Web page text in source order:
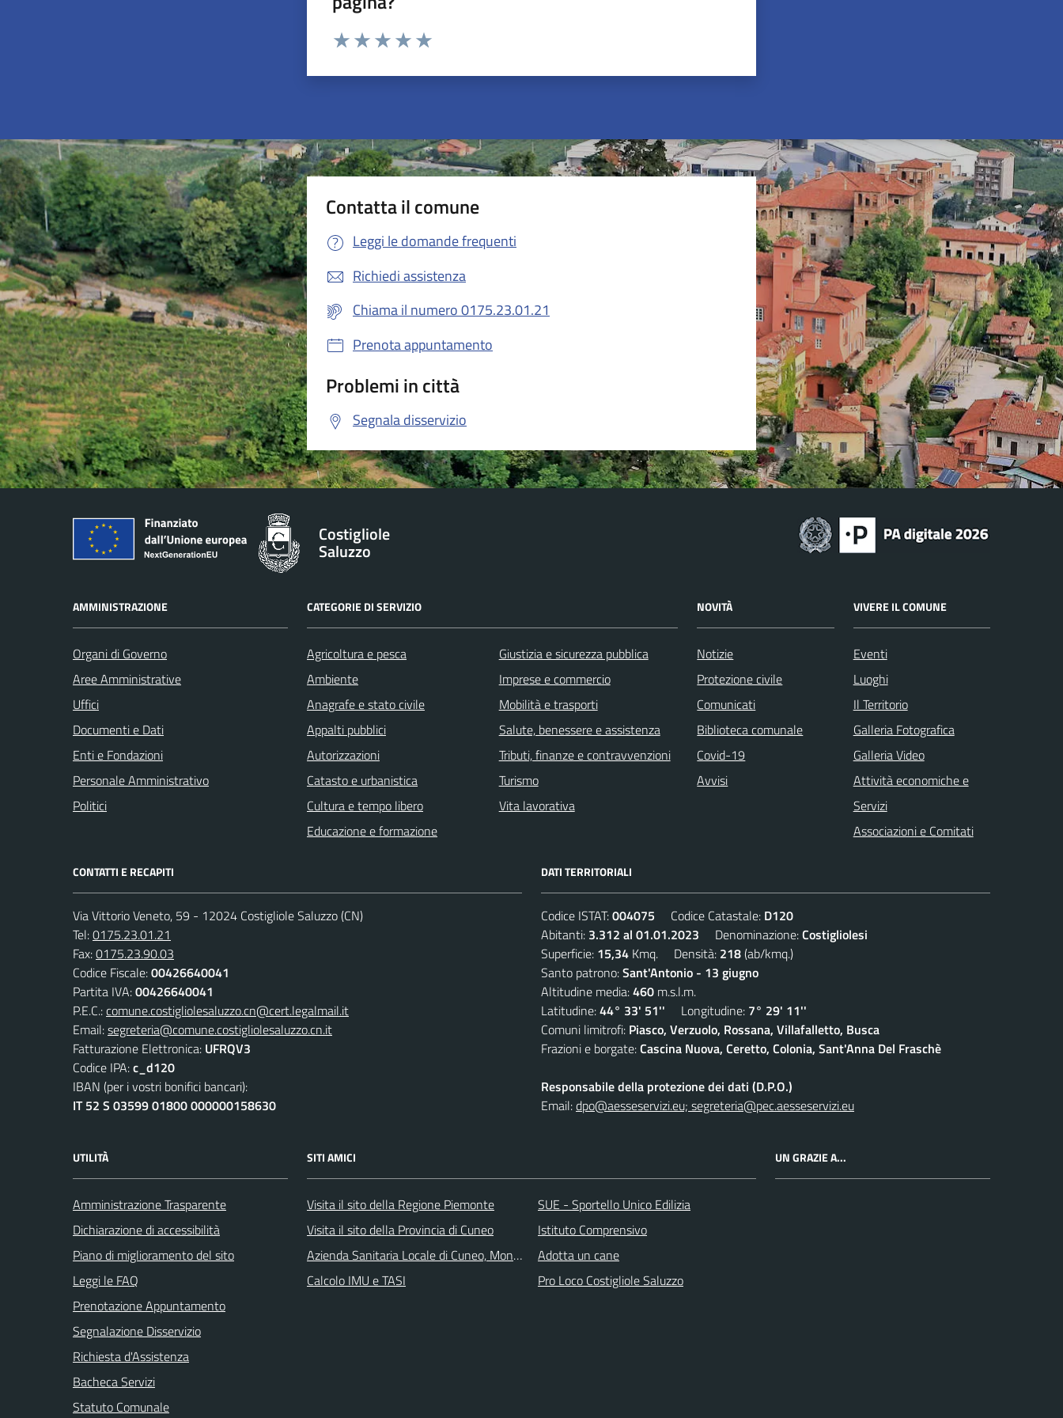
Valuta da 1 a 5 stelle la pagina
Contatta il comune
Leggi le domande frequenti
Richiedi assistenza
Chiama il numero 0175.23.01.21
Prenota appuntamento
Problemi in città
Segnala disservizio
Costigliole
Saluzzo
AMMINISTRAZIONE
Organi di Governo
Aree Amministrative
Uffici
Documenti e Dati
Enti e Fondazioni
Personale Amministrativo
Politici
CATEGORIE DI SERVIZIO
Agricoltura e pesca
Ambiente
Anagrafe e stato civile
Appalti pubblici
Autorizzazioni
Catasto e urbanistica
Cultura e tempo libero
Educazione e formazione
Giustizia e sicurezza pubblica
Imprese e commercio
Mobilità e trasporti
Salute, benessere e assistenza
Tributi, finanze e contravvenzioni
Turismo
Vita lavorativa
NOVITÀ
Notizie
Protezione civile
Comunicati
Biblioteca comunale
Covid-19
Avvisi
VIVERE IL COMUNE
Eventi
Luoghi
Il Territorio
Galleria Fotografica
Galleria Video
Attività economiche e
Servizi
Associazioni e Comitati
CONTATTI E RECAPITI
Via Vittorio Veneto, 59 - 12024 Costigliole Saluzzo (CN)
Tel:0175.23.01.21
Fax:0175.23.90.03
Codice Fiscale:00426640041
Partita IVA:00426640041
P.E.C.:comune.costigliolesaluzzo.cn@cert.legalmail.it
Email:segreteria@comune.costigliolesaluzzo.cn.it
Fatturazione Elettronica: UFRQV3
Codice IPA:c_d120
IBAN (per i vostri bonifici bancari):
IT 52 S 03599 01800 000000158630
DATI TERRITORIALI
Codice ISTAT:004075 Codice Catastale: D120
Abitanti: 3.312 al 01.01.2023 Denominazione:Costigliolesi
Superficie: 15,34 Kmq. Densità: 218(ab/kmq.)
Santo patrono:Sant'Antonio - 13 giugno
Altitudine media:460 m.s.l.m.
Latitudine:44° 33' 51'' Longitudine: 7° 29' 11''
Comuni limitrofi: Piasco, Verzuolo, Rossana, Villafalletto, Busca
Frazioni e borgate:Cascina Nuova, Ceretto, Colonia, Sant'Anna Del Fraschè
Responsabile della protezione dei dati (D.P.O.)
Email:dpo@aesseservizi.eu; segreteria@pec.aesseservizi.eu
UTILITÀ
Amministrazione Trasparente
Dichiarazione di accessibilità
Piano di miglioramento del sito
Leggi le FAQ
Prenotazione Appuntamento
Segnalazione Disservizio
Richiesta d'Assistenza
Bacheca Servizi
Statuto Comunale
SITI AMICI
Visita il sito della Regione Piemonte
Visita il sito della Provincia di Cuneo
Azienda Sanitaria Locale di Cuneo, Mondovì e Savigliano
Calcolo IMU e TASI
SUE - Sportello Unico Edilizia
Istituto Comprensivo
Adotta un cane
Pro Loco Costigliole Saluzzo
UN GRAZIE A...